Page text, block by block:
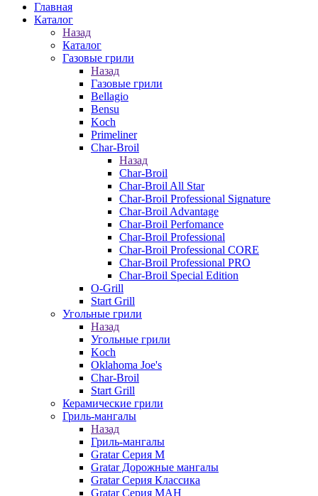
Главная
Каталог
Назад
Каталог
Газовые грили
Назад
Газовые грили
Bellagio
Bensu
Koch
Primeliner
Char-Broil
Назад
Char-Broil
Char-Broil All Star
Char-Broil Professional Signature
Char-Broil Advantage
Char-Broil Perfomance
Char-Broil Professional
Char-Broil Professional CORE
Char-Broil Professional PRO
Char-Broil Special Edition
O-Grill
Start Grill
Угольные грили
Назад
Угольные грили
Koch
Oklahoma Joe's
Char-Broil
Start Grill
Керамические грили
Гриль-мангалы
Назад
Гриль-мангалы
Gratar Серия M
Gratar Дорожные мангалы
Gratar Серия Классика
Gratar Серия МАН